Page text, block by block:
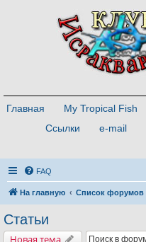
Главная My Tropical Fish
Ссылки
e-mail
FAQ
На главную Список форумов
Статьи
Новая тема